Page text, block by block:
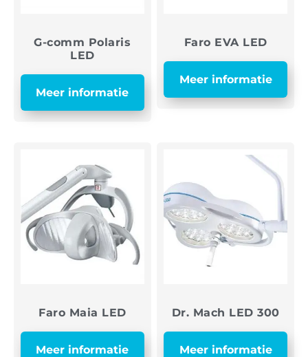
G-comm Polaris
LED
Meer informatie
Faro EVA LED
Meer informatie
Faro Maia LED
Meer informatie
Dr. Mach LED 300
Meer informatie